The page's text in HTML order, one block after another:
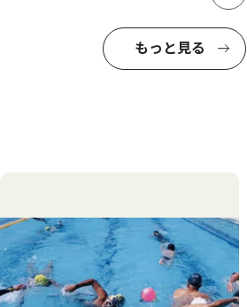
もっと見る